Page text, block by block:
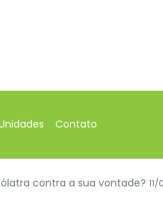
Contato
contra a sua vontade? 11/